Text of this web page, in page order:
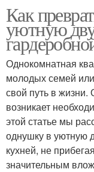
Как
уютную
Однокомнатная
молодых семей
свой путь в
возникает
этой статье мы
однушку в уютную
кухней, не
значительным